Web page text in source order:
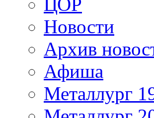
Новости
Архив
Афиша
Металлург